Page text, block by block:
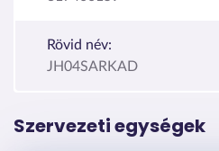
Rövid név:
JH04SARKAD
Szervezeti egységek